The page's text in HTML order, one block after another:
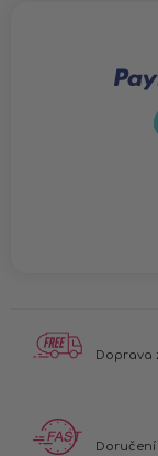
Doprava
Doručení